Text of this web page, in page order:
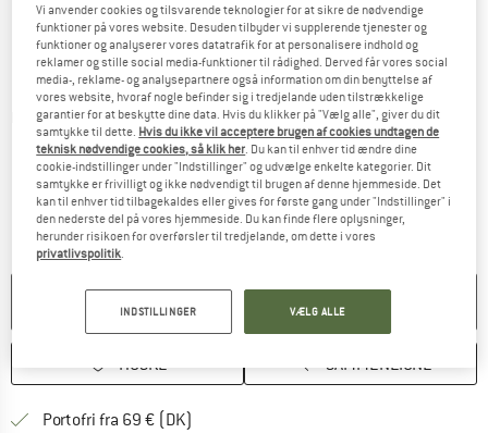
Detaljevisning
PRODUKTET KAN IKKE LÆNGERE LEVERES
HUSKE SAMMENLIGNE
Portofri fra 69 € (DK)
Vi anvender cookies og tilsvarende teknologier for at sikre de nødvendige
funktioner på vores website. Desuden tilbyder vi supplerende tjenester og
funktioner og analyserer vores datatrafik for at personalisere indhold og
reklamer og stille social media-funktioner til rådighed. Derved får vores social
media-, reklame- og analysepartnere også information om din benyttelse af
vores website, hvoraf nogle befinder sig i tredjelande uden tilstrækkelige
garantier for at beskytte dine data. Hvis du klikker på "Vælg alle", giver du dit
samtykke til dette. Hvis du ikke vil acceptere brugen af cookies undtagen de
teknisk nødvendige cookies, så klik her . Du kan til enhver tid ændre dine
cookie-indstillinger under "Indstillinger" og udvælge enkelte kategorier. Dit
samtykke er frivilligt og ikke nødvendigt til brugen af denne hjemmeside. Det
kan til enhver tid tilbagekaldes eller gives for første gang under "Indstillinger" i
den nederste del på vores hjemmeside. Du kan finde flere oplysninger,
herunder risikoen for overførsler til tredjelande, om dette i vores
privatlivspolitik
INDSTILLINGER VÆLG ALLE